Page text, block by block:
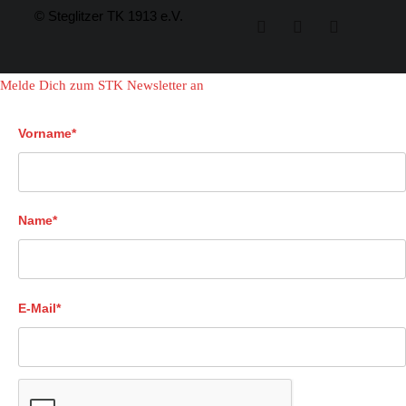
© Steglitzer TK 1913 e.V.
Melde Dich zum STK Newsletter an
Vorname*
Name*
E-Mail*